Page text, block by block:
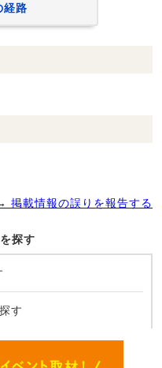
経路
掲載情報の誤りを報告する
探す
す